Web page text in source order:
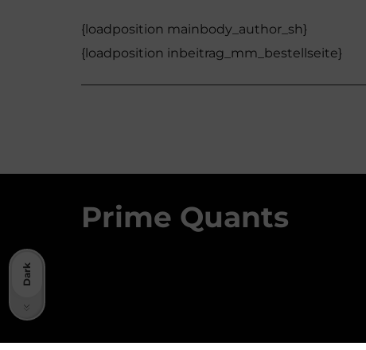
{loadposition mainbody_author_sh}
{loadposition inbeitrag_mm_bestellseite}
Prime Quants
Light
Dark